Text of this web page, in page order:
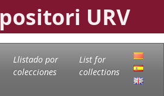
URV
Llistado por
colecciones
List for
collections